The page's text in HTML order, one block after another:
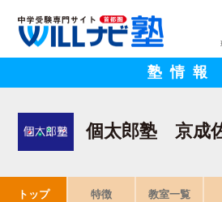
塾情報
個太郎塾 京成
トップ 特徴 教室一覧